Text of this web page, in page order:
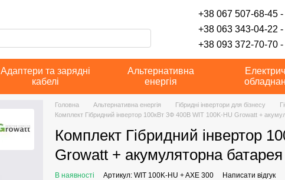
+38 067 507-68-45 -
+38 063 343-04-22 -
+38 093 372-70-70 -
Адаптери та зарядні
кабелі
Альтернативна
енергія
Головна Альтернативна енергія Гібридні інвертори для бізнесу
Комплект Гібридний інвертор 100кВт 3Ф 400В WIT 100K-HU Growatt +
Комплект Гібридний інвертор
Growatt + акумуляторна
В наявності Артикул: WIT 100K-HU + AXE 300 Написати відгук